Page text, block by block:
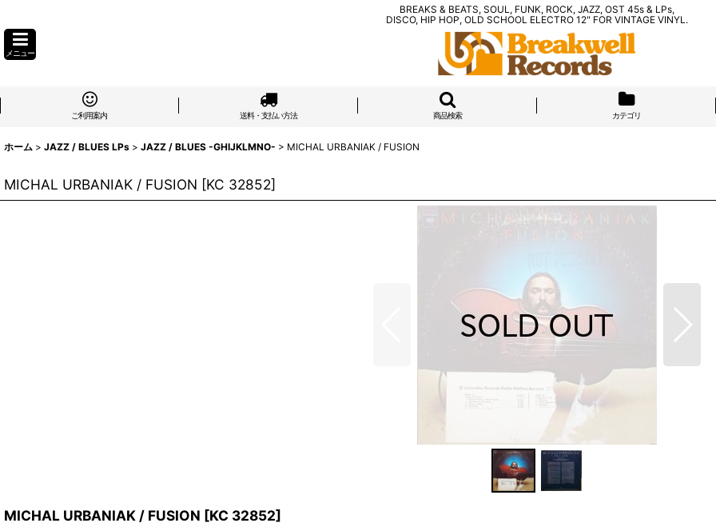
BREAKS & BEATS, SOUL, FUNK, ROCK, JAZZ, OST 45s & LPs,
DISCO, HIP HOP, OLD SCHOOL ELECTRO 12" FOR VINTAGE VINYL.
メニュー
ご利用案内 送料・支払い方法 商品検索 カテゴリ
ホーム > JAZZ / BLUES LPs > JAZZ / BLUES -GHIJKLMNO- > MICHAL URBANIAK / FUSION
MICHAL URBANIAK / FUSION [KC 32852]
MICHAL URBANIAK / FUSION [KC 32852]